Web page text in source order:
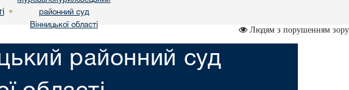
•
районний суд
Вінницької області
Людям з порушенням зору
районний суд